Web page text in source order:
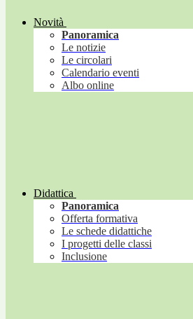
Novità
Panoramica
Le notizie
Le circolari
Calendario eventi
Albo online
Didattica
Panoramica
Offerta formativa
Le schede didattiche
I progetti delle classi
Inclusione